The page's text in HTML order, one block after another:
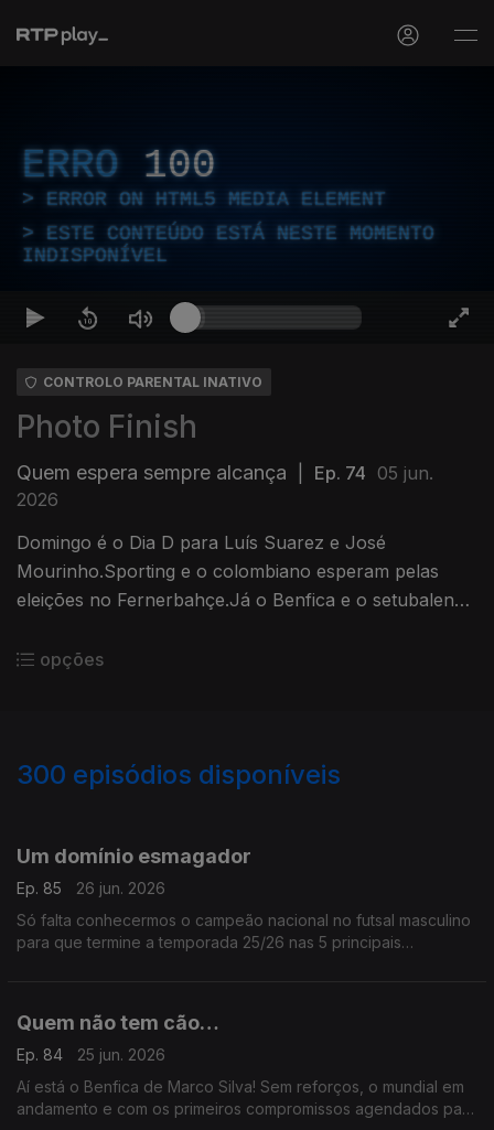
ERRO 100
ERROR ON HTML5 MEDIA ELEMENT
ESTE CONTEÚDO ESTÁ NESTE MOMENTO
INDISPONÍVEL
CONTROLO PARENTAL INATIVO
Photo Finish
Quem espera sempre alcança Ep. 74 05 jun.
2026
Domingo é o Dia D para Luís Suarez e José
Mourinho.Sporting e o colombiano esperam pelas
eleições no Fernerbahçe.Já o Benfica e o setubalense
esperar é sempre uma virtude!
opções
300 episódios disponíveis
Um domínio esmagador
Ep. 85
26 jun. 2026
Só falta conhecermos o campeão nacional no futsal masculino
para que termine a temporada 25/26 nas 5 principais
Quem não tem cão…
Ep. 84
25 jun. 2026
Aí está o Benfica de Marco Silva! Sem reforços, o mundial em
andamento e com os primeiros compromissos agendados para